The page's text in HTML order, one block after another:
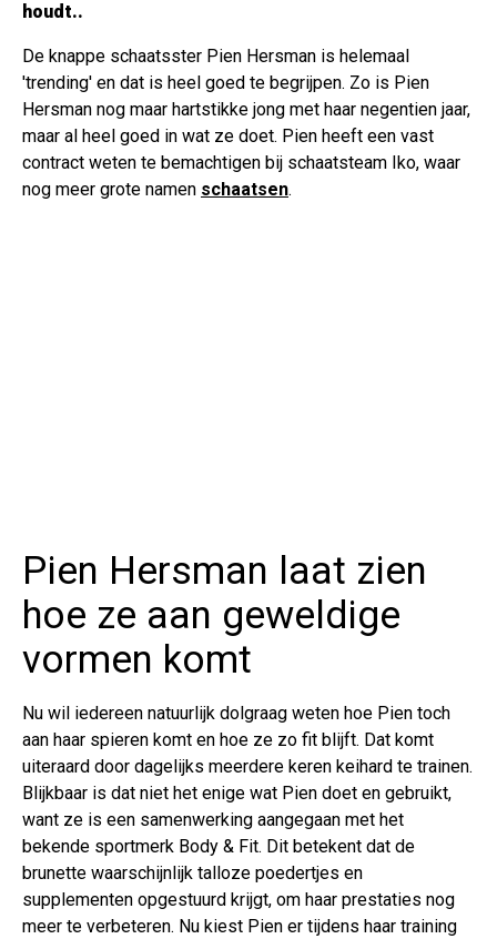
houdt..
De knappe schaatsster Pien Hersman is helemaal
'trending' en dat is heel goed te begrijpen. Zo is Pien
Hersman nog maar hartstikke jong met haar negentien jaar,
maar al heel goed in wat ze doet. Pien heeft een vast
contract weten te bemachtigen bij schaatsteam Iko, waar
nog meer grote namen schaatsen.
Pien Hersman laat zien
hoe ze aan geweldige
vormen komt
Nu wil iedereen natuurlijk dolgraag weten hoe Pien toch
aan haar spieren komt en hoe ze zo fit blijft. Dat komt
uiteraard door dagelijks meerdere keren keihard te trainen.
Blijkbaar is dat niet het enige wat Pien doet en gebruikt,
want ze is een samenwerking aangegaan met het
bekende sportmerk Body & Fit. Dit betekent dat de
brunette waarschijnlijk talloze poedertjes en
supplementen opgestuurd krijgt, om haar prestaties nog
meer te verbeteren. Nu kiest Pien er tijdens haar training